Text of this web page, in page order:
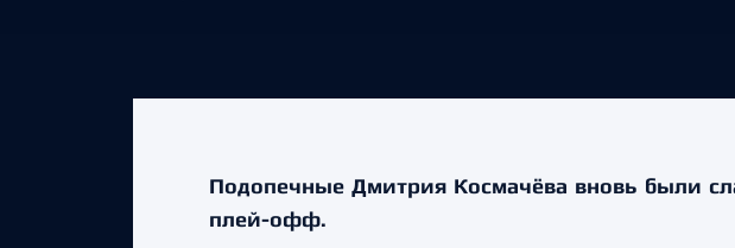
Подопечные Дмитрия Космачёва вновь были
плей-офф.